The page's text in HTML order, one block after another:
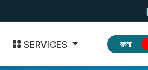
SERVICES বাংলা